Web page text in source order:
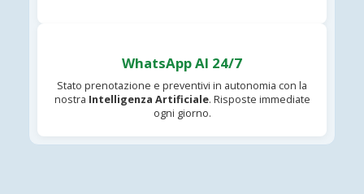
WhatsApp AI 24/7
Stato prenotazione e preventivi in autonomia con la
nostra Intelligenza Artificiale. Risposte immediate
ogni giorno.